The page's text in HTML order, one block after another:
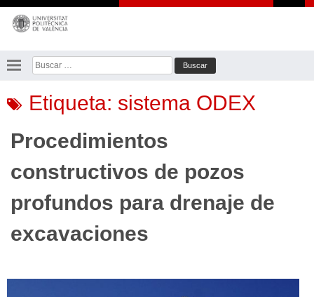
Saltar
contenido
Buscar:
Etiqueta: sistema ODEX
Procedimientos
constructivos de pozos
profundos para drenaje de
excavaciones